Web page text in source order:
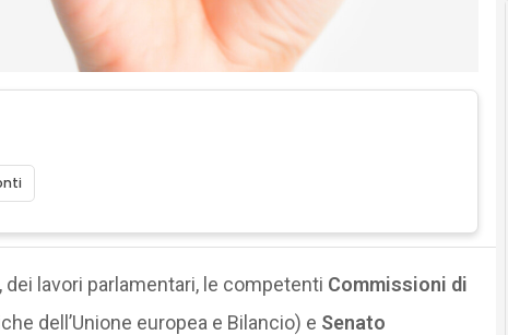
dei lavori parlamentari, le competenti Commissioni di
dell’Unione europea e Bilancio) e Senato